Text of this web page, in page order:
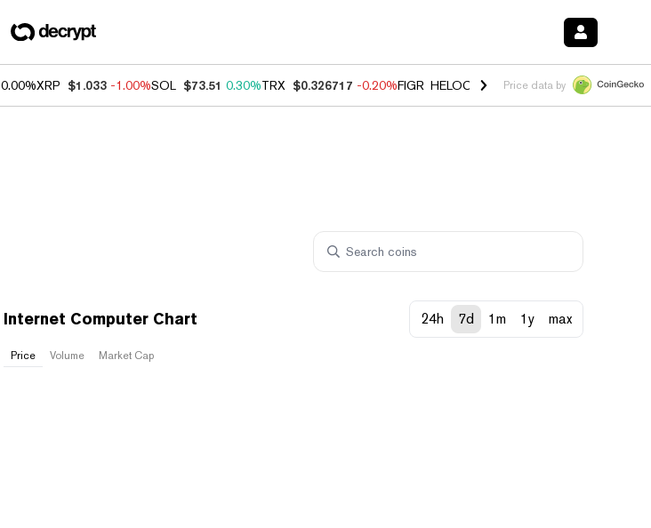
0.00%XRP $1.033 -1.00%SOL $73.51 0.30%TRX $0.326717 -0.20%FIGR_HELOC $1.035 1.50%HYPE $56.67
Price data by
Internet Computer Chart 24h 7d 1m 1y max
Price Volume Market Cap